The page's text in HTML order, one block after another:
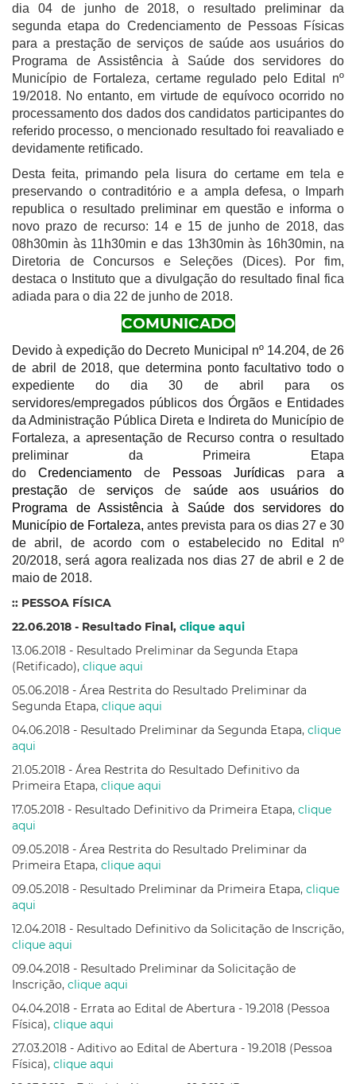
dia 04 de junho de 2018, o resultado preliminar da
segunda etapa do Credenciamento de Pessoas Físicas
para a prestação de serviços de saúde aos usuários do
Programa de Assistência à Saúde dos servidores do
Município de Fortaleza, certame regulado pelo Edital nº
19/2018. No entanto, em virtude de equívoco ocorrido no
processamento dos dados dos candidatos participantes do
referido processo, o mencionado resultado foi reavaliado e
devidamente retificado.
Desta feita, primando pela lisura do certame em tela e
preservando o contraditório e a ampla defesa, o Imparh
republica o resultado preliminar em questão e informa o
novo prazo de recurso: 14 e 15 de junho de 2018, das
08h30min às 11h30min e das 13h30min às 16h30min, na
Diretoria de Concursos e Seleções (Dices). Por fim,
destaca o Instituto que a divulgação do resultado final fica
adiada para o dia 22 de junho de 2018.
COMUNICADO
Devido à expedição do Decreto Municipal nº 14.204, de 26
de abril de 2018, que determina ponto facultativo todo o
expediente do dia 30 de abril para os
servidores/empregados públicos dos Órgãos e Entidades
da Administração Pública Direta e Indireta do Município de
Fortaleza, a apresentação de Recurso contra o resultado
preliminar da Primeira Etapa
do Credenciamento de Pessoas Jurídicas para a
prestação deserviçosde saúde aos usuários do
Programa de Assistência à Saúde dos servidores do
Município de Fortaleza, antes prevista para os dias 27 e 30
de abril, de acordo com o estabelecido no Edital nº
20/2018, será agora realizada nos dias 27 de abril e 2 de
maio de 2018.
:: PESSOA FÍSICA
22.06.2018 - Resultado Final, clique aqui
13.06.2018 - Resultado Preliminar da Segunda Etapa
(Retificado), clique aqui
05.06.2018 - Área Restrita do Resultado Preliminar da
Segunda Etapa, clique aqui
04.06.2018 - Resultado Preliminar da Segunda Etapa, clique
aqui
21.05.2018 - Área Restrita do Resultado Definitivo da
Primeira Etapa, clique aqui
17.05.2018 - Resultado Definitivo da Primeira Etapa, clique
aqui
09.05.2018 - Área Restrita do Resultado Preliminar da
Primeira Etapa, clique aqui
09.05.2018 - Resultado Preliminar da Primeira Etapa, clique
aqui
12.04.2018 - Resultado Definitivo da Solicitação de Inscrição,
clique aqui
09.04.2018 - Resultado Preliminar da Solicitação de
Inscrição, clique aqui
04.04.2018 - Errata ao Edital de Abertura - 19.2018 (Pessoa
Física), clique aqui
27.03.2018 - Aditivo ao Edital de Abertura - 19.2018 (Pessoa
Física), clique aqui